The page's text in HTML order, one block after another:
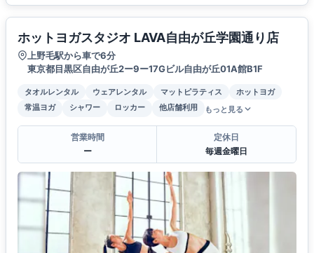
ホットヨガスタジオ LAVA自由が丘学園通り店
上野毛駅から車で6分
東京都目黒区自由が丘2ー9ー17Gビル自由が丘01A館B1F
タオルレンタル ウェアレンタル マットピラティス
ホットヨガ
常温ヨガ
シャワー ロッカー 他店舗利用 もっと見る
営業時間
ー
定休日
毎週金曜日